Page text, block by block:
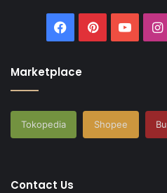
Facebook
Pinterest
Marketplace
Tokopedia Shopee
Contact Us